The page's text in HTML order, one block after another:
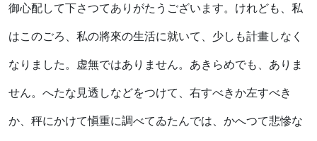
御心配して下さつてありがたうございます。けれども、私
はこのごろ、私の將來の生活に就いて、少しも計畫しなく
なりました。虚無ではありません。あきらめでも、ありま
せん。へたな見透しなどをつけて、右すべきか左すべき
か、秤にかけて愼重に調べてゐたんでは、かへつて悲慘な